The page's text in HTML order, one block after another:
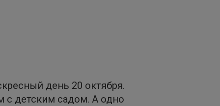
день 20 октября.
с детским садом. А одно